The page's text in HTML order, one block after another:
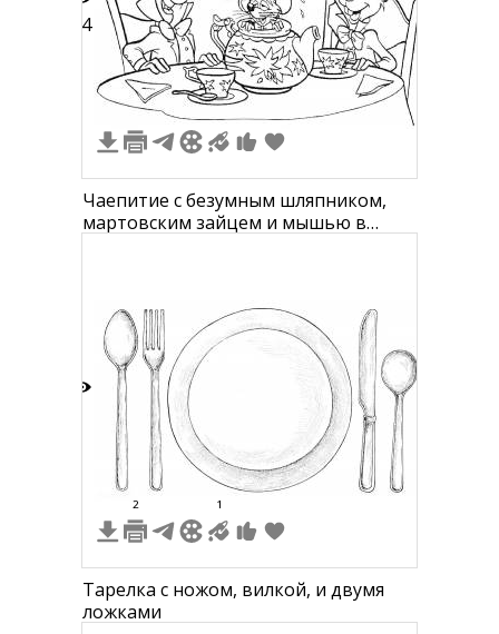
14
Чаепитие с безумным шляпником,
мартовским зайцем и мышью в
2 1
Тарелка с ножом, вилкой, и двумя
ложками